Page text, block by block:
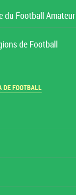
du Football Amateur
de Football
DE FOOTBALL